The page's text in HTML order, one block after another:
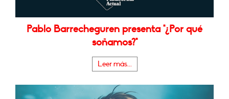
Pablo Barrecheguren presenta "¿Por qué
soñamos?"
Leer más...